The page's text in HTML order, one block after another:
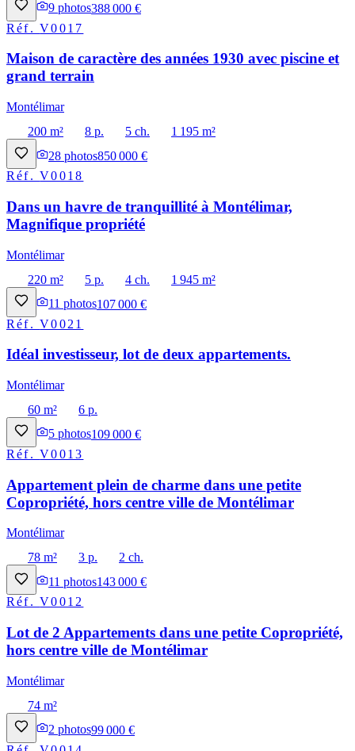
9 photos388 000 €
Réf.V0017
Maison de caractère des années 1930 avec piscine et
grand terrain
Montélimar
200 m²
8 p. 5 ch.
1 195 m²
28 photos850 000 €
Réf.V0018
Dans un havre de tranquillité à Montélimar,
Magnifique propriété
Montélimar
220 m²
5 p. 4 ch.
1 945 m²
11 photos107 000 €
Réf.V0021
Idéal investisseur, lot de deux appartements.
Montélimar
60 m²
6 p.
5 photos109 000 €
Réf.V0013
Appartement plein de charme dans une petite
Copropriété, hors centre ville de Montélimar
Montélimar
78 m²
3 p.
2 ch.
11 photos143 000 €
Réf.V0012
Lot de 2 Appartements dans une petite Copropriété,
hors centre ville de Montélimar
Montélimar
74 m²
2 photos99 000 €